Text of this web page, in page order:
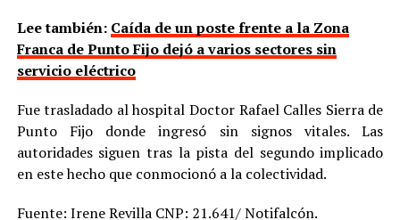
Lee también: Caída de un poste frente a la Zona
Franca de Punto Fijo dejó a varios sectores sin
servicio eléctrico
Fue trasladado al hospital Doctor Rafael Calles Sierra de
Punto Fijo donde ingresó sin signos vitales. Las
autoridades siguen tras la pista del segundo implicado
en este hecho que conmocionó a la colectividad.
Fuente: Irene Revilla CNP: 21.641/ Notifalcón.